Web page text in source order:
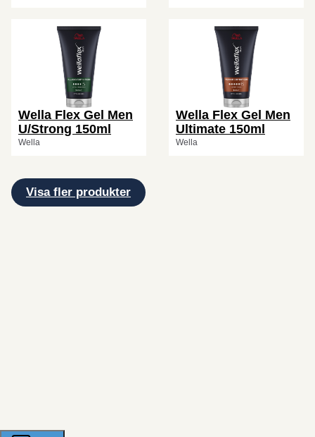
Wella Flex Gel Men
U/Strong 150ml
Wella
Wella Flex Gel Men
Ultimate 150ml
Wella
Visa fler produkter